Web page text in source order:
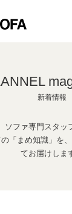
新着情報
ソファ専門スタッ
「まめ知識」を
てお届けしま